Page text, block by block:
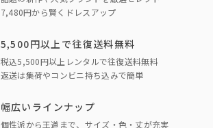
7,480円から賢くドレスアップ
5,500円以上で往復送料無料
税込5,500円以上レンタルで往復送料無料
返送は集荷やコンビニ持ち込みで簡単
幅広いラインナップ
個性派から王道まで、サイズ・色・丈が充実